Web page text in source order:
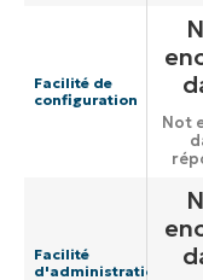
Facilité de
configuration
Not
Facilité
d'administration